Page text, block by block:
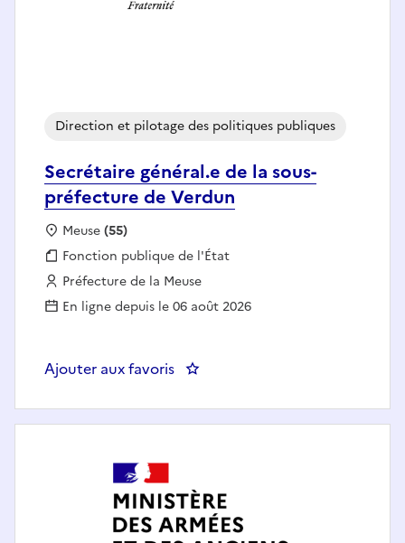
Secrétaire général.e de la sous-
préfecture de Verdun
Direction et pilotage des politiques publiques
Localisation :
Meuse(55)
Fonction publique :
Fonction publique de l'État
Employeur :
Préfecture de la Meuse
En ligne depuis le 06 août 2026
Ajouter aux favoris : Secrétaire général.e de la